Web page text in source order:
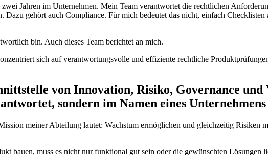
Jahren im Unternehmen. Mein Team verantwortet die rechtlichen
gehört auch Compliance. Für mich bedeutet das nicht, einfach Checklisten
bin. Auch dieses Team berichtet an mich.
sich auf verantwortungsvolle und effiziente rechtliche
von Innovation, Risiko, Governance
sondern im Namen eines
meiner Abteilung lautet: Wachstum ermöglichen und gleichzeitig Risiken
bauen, muss es nicht nur funktional gut sein oder die gewünschten Lösungen